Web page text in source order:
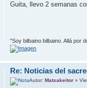
Guita, llevo 2 semanas
"Soy bilbaino bilbaino. Allá por
Re: Noticias del
Autor: Matxakeitor »